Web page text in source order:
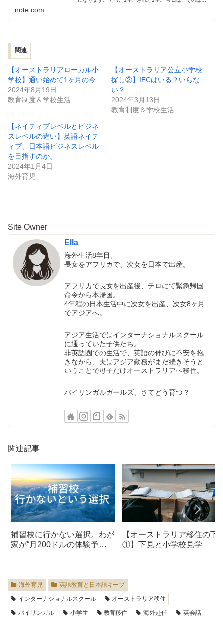
note.com
関連
【オーストラリアローカル小
学校】通い始めて1ヶ月の今
2024年8月19日
教育制度＆学校生活
【オーストラリア公立小学校
探し②】IECはいる？いらな
い？
2024年3月13日
教育制度＆学校生活
【ネイティブレベルとビジネ
スレベルの違い】英語ネイテ
ィブ、日本語ビジネスレベル
を目指すのか。
2024年1月4日
海外育児
Site Owner
Ella
海外生活8年目。
長女をアフリカで、次女を日本で出産。
アフリカで長女を出産後、テロにて緊急帰国
命令から本帰国。
4年程の日本生活中に次女を出産、次女8ヶ月
でアジアへ。
アジア生活ではインターナショナルスクール
に通っていた子供たち。
非英語圏での生活で、英語の伸びに不安を抱
きながら、夫はアジア勤務がまだ続きそうと
いうことで母子だけオーストラリアへ移住。
バイリンガルガールズ、さてどう育つ？
関連記事
補習校に行かない選択。わが
家が“月200ドルの体験予
【オーストラリア移住の下
①】下見と小学校見学
海外育児
英語教育と日本語キープ
インターナショナルスクール
オーストラリア移住
バイリンガル
小学生 教育移住 海外赴任
英会話